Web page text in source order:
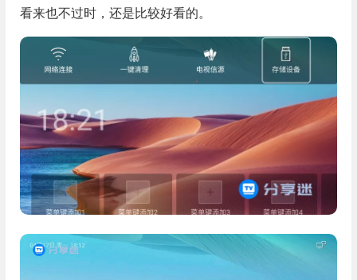
看来也不过时，还是比较好看的。